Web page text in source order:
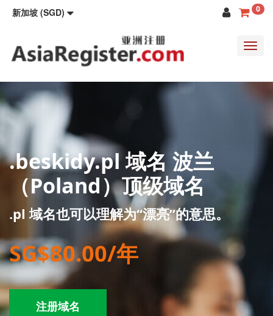
新加坡 (SGD) 0
.beskidy.pl 域名 波兰
（Poland）顶级域名
.pl 域名也可以理解为“漂亮”的意思。
SG$80.00/年
注册域名